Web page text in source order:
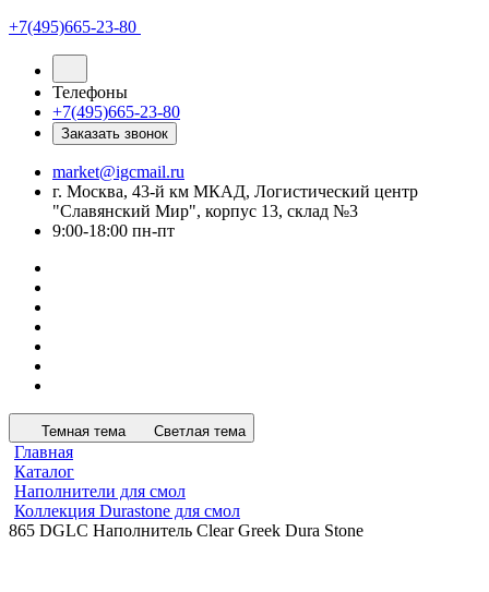
+7(495)665-23-80
Телефоны
+7(495)665-23-80
Заказать звонок
market@igcmail.ru
г. Москва, 43-й км МКАД, Логистический центр
"Славянский Мир", корпус 13, склад №3
9:00-18:00 пн-пт
Темная тема Светлая тема
Главная
Каталог
Наполнители для смол
Коллекция Durastone для смол
865 DGLC Наполнитель Clear Greek Dura Stone